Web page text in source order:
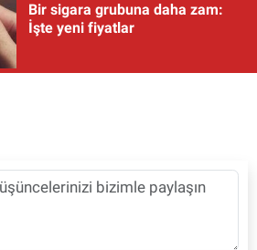
Bir sigara grubuna daha zam:
İşte yeni fiyatlar